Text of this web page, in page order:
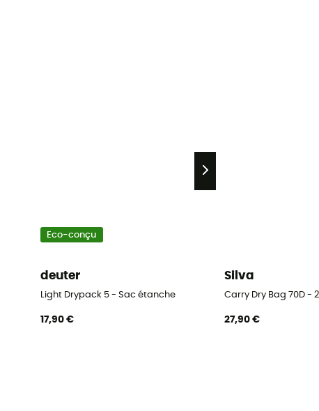
Eco-conçu
deuter
Light Drypack 5 - Sac étanche
17,90 €
Silva
Carry Dry Bag 70D -
27,90 €